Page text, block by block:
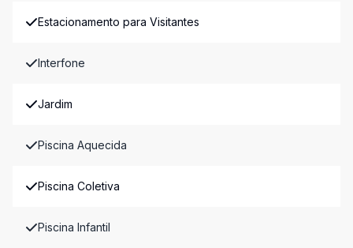
Estacionamento para Visitantes
Interfone
Jardim
Piscina Aquecida
Piscina Coletiva
Piscina Infantil